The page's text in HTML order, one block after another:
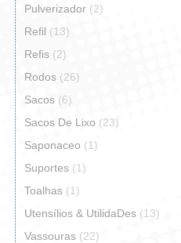
Pulverizador (2)
Refil (13)
Refis (2)
Rodos (26)
Sacos (6)
Sacos De Lixo (23)
Saponaceo (1)
Suportes (1)
Toalhas (1)
Utensílios & UtilidaDes (13)
Vassouras (22)